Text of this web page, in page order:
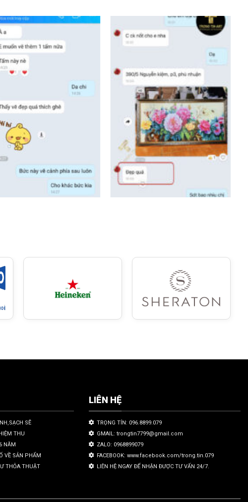
SẼ
THU
NĂM
VỀ SẢN PHẨM
THỎA THUẬT
LIÊN HỆ
TRỌNG TÍN: 096.8899.079
GMAIL: trongtin7799@gmail.com
ZALO: 0968899079
FACEBOOK: www.facebook.com/trong.tin.079
LIÊN HỆ NGAY ĐỂ NHẬN ĐƯỢC TƯ VẤN 24/7.